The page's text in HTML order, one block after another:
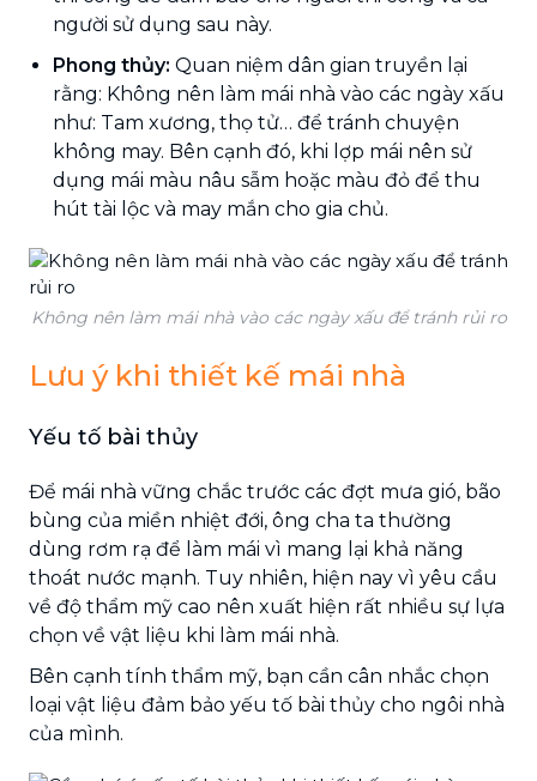
người sử dụng sau này.
Phong thủy: Quan niệm dân gian truyền lại
rằng: Không nên làm mái nhà vào các ngày xấu
như: Tam xương, thọ tử… để tránh chuyện
không may. Bên cạnh đó, khi lợp mái nên sử
dụng mái màu nâu sẫm hoặc màu đỏ để thu
hút tài lộc và may mắn cho gia chủ.
Không nên làm mái nhà vào các ngày xấu để tránh rủi ro
Lưu ý khi thiết kế mái nhà
Yếu tố bài thủy
Để mái nhà vững chắc trước các đợt mưa gió, bão
bùng của miền nhiệt đới, ông cha ta thường
dùng rơm rạ để làm mái vì mang lại khả năng
thoát nước mạnh. Tuy nhiên, hiện nay vì yêu cầu
về độ thẩm mỹ cao nên xuất hiện rất nhiều sự lựa
chọn về vật liệu khi làm mái nhà.
Bên cạnh tính thẩm mỹ, bạn cần cân nhắc chọn
loại vật liệu đảm bảo yếu tố bài thủy cho ngôi nhà
của mình.